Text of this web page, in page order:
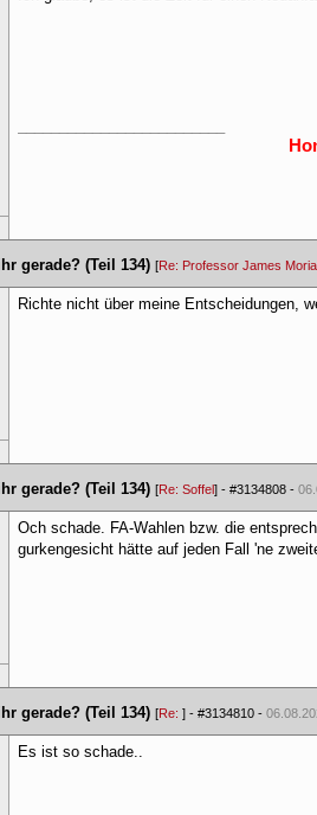
gerade? (Teil 134) [Re: Professor James
Richte nicht über meine Entscheidungen,
gerade? (Teil 134) [Re: Soffel] - #3134808 -
Och schade. FA-Wahlen bzw. die
gurkengesicht hätte auf jeden Fall 'ne
gerade? (Teil 134) [Re: ] - #3134810 -
Es ist so schade..